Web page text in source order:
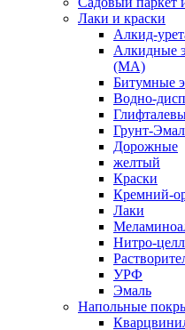
Лаки и краски
Алкид-
Алкидные
(МА)
Битумные
Водно-
Грунт-
Дорожные
желтый
Краски
Кремний-
Лаки
Нитро-
УРФ
Эмаль
Напольные